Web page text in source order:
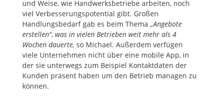
und Weise, wie Handwerksbetriebe arbeiten, noch
viel Verbesserungspotential gibt. Großen
Handlungsbedarf gab es beim Thema „Angebote
erstellen“, was in vielen Betrieben weit mehr als 4
Wochen dauerte, so Michael. Außerdem verfügen
viele Unternehmen nicht über eine mobile App, in
der sie unterwegs zum Beispiel Kontaktdaten der
Kunden präsent haben um den Betrieb managen zu
können.